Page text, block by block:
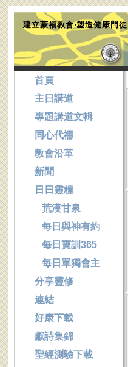
建立蒙福教會‧塑造健康門徒
首頁
主日講道
專題講道文輯
同心代禱
教會沿革
新聞
日日靈糧
荒漠甘泉
每日與神有約
每日寶訓365
每日單獨會主
分享靈修
連結
好康下載
獻詩集錦
聖經測驗下載